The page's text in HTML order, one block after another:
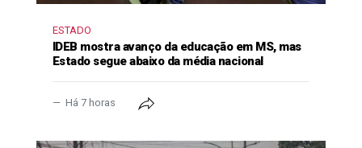
ESTADO
IDEB mostra avanço da educação em MS, mas
Estado segue abaixo da média nacional
Há 7 horas